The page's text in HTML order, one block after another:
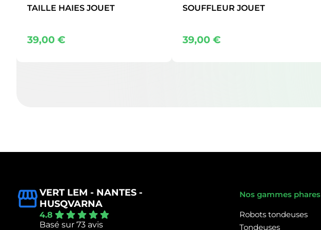
TAILLE HAIES JOUET
39,00€
SOUFFLEUR JOUET
39,00€
VERT LEM - NANTES -
HUSQVARNA
4.8
Basé sur 73 avis
Nos gammes phares
Robots tondeuses
Tondeuses